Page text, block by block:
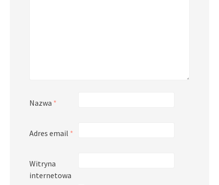
Nazwa *
Adres email *
Witryna
internetowa